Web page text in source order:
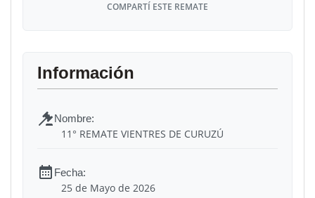
COMPARTÍ ESTE REMATE
11° REMATE VIENTRES DE CURUZÚ
25 de Mayo de 2026